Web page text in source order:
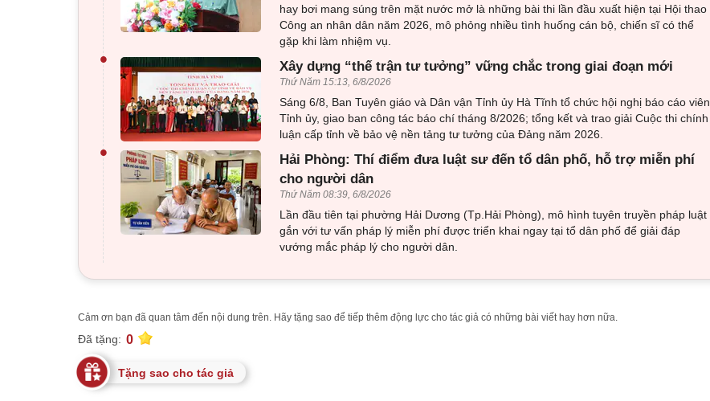
hay bơi mang súng trên mặt nước mở là những bài thi lần đầu xuất hiện tại Hội thao
Công an nhân dân năm 2026, mô phỏng nhiều tình huống cán bộ, chiến sĩ có thể
gặp khi làm nhiệm vụ.
• Xây dựng “thế trận tư tưởng” vững chắc trong giai đoạn mới
Thứ Năm 15:13, 6/8/2026
Sáng 6/8, Ban Tuyên giáo và Dân vận Tỉnh ủy Hà Tĩnh tổ chức hội nghị báo cáo viên
Tỉnh ủy, giao ban công tác báo chí tháng 8/2026; tổng kết và trao giải Cuộc thi chính
luận cấp tỉnh về bảo vệ nền tảng tư tưởng của Đảng năm 2026.
•
Hải Phòng: Thí điểm đưa luật sư đến tổ dân phố, hỗ trợ miễn phí
cho người dân
Thứ Năm 08:39, 6/8/2026
Lần đầu tiên tại phường Hải Dương (Tp.Hải Phòng), mô hình tuyên truyền pháp luật
gắn với tư vấn pháp lý miễn phí được triển khai ngay tại tổ dân phố để giải đáp
vướng mắc pháp lý cho người dân.
Cảm ơn bạn đã quan tâm đến nội dung trên. Hãy tặng sao để tiếp thêm động lực cho tác giả có những bài viết hay hơn nữa.
Đã tặng: 0
Tặng sao cho tác giả